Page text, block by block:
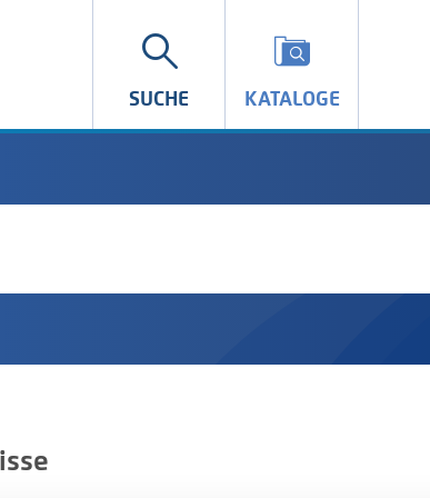
SUCHE KATALOGE